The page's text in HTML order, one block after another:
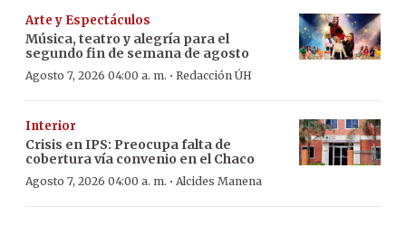
Arte y Espectáculos
Música, teatro y alegría para el
segundo fin de semana de agosto
Agosto 7, 2026 04:00 a. m. · Redacción ÚH
Interior
Crisis en IPS: Preocupa falta de
cobertura vía convenio en el Chaco
Agosto 7, 2026 04:00 a. m. · Alcides Manena